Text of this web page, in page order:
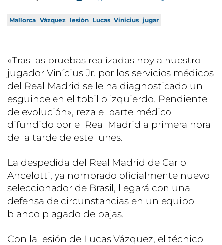
Mallorca Vázquez lesión Lucas Vinicius jugar
«Tras las pruebas realizadas hoy a nuestro
jugador Vinícius Jr. por los servicios médicos
del Real Madrid se le ha diagnosticado un
esguince en el tobillo izquierdo. Pendiente
de evolución», reza el parte médico
difundido por el Real Madrid a primera hora
de la tarde de este lunes.
La despedida del Real Madrid de Carlo
Ancelotti, ya nombrado oficialmente nuevo
seleccionador de Brasil, llegará con una
defensa de circunstancias en un equipo
blanco plagado de bajas.
Con la lesión de Lucas Vázquez, el técnico